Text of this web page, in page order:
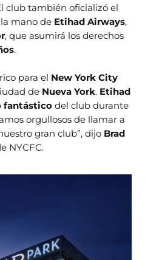
club también oficializó el
la mano de Etihad Airways,
, que asumirá los derechos
.
para el New York City
de Nueva York. Etihad
fantásticodel club durante
orgullosos de llamar a
gran club”, dijo Brad
NYCFC.